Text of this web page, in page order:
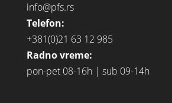
info@pfs.rs
Telefon:
+381(0)21 63 12 985
Radno vreme:
pon-pet 08-16h | sub 09-14h